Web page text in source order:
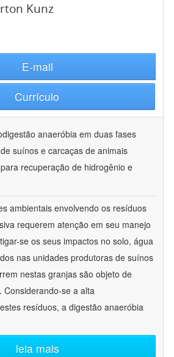
Kunz
E-mail
Currículo
anaeróbia em duas fases
suínos e carcaças de animais
recuperação de hidrogênio e
ambientais envolvendo os resíduos
requerem atenção em seu manejo
se os seus impactos no solo, água
nas unidades produtoras de suínos
nestas granjas são objeto de
Considerando-se a alta
resíduos, a digestão anaeróbia
leia mais